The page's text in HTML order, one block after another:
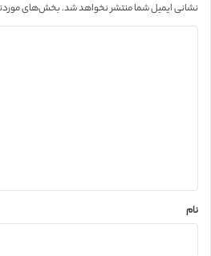
نشانی ایمیل شما منتشر نخواهد شد.بخش‌های
نام